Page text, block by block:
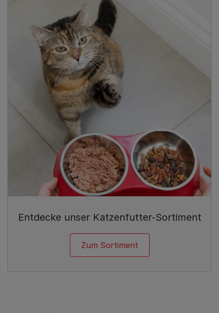
Entdecke unser Katzenfutter-Sortiment
Zum Sortiment